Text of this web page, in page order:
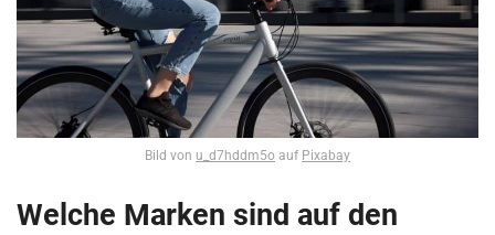
Bild von u_d7hddm5o auf Pixabay
Welche Marken sind auf den